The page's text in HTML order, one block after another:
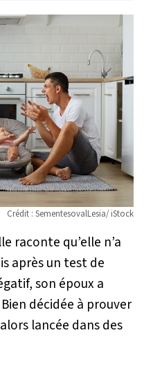
Crédit : SementesovalLesia/ iStock
raconte qu’elle n’a
après un test de
son époux a
décidée à prouver
lancée dans des